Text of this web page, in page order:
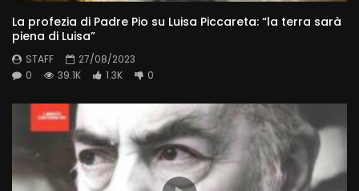
La profezia di Padre Pio su Luisa Piccareta: “la terra sarà
piena di Luisa”
STAFF
27/08/2023
0
39.1K 1.3K 0